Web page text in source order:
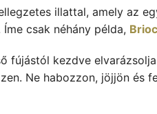
illattal, amely az
csak néhány példa,
fújástól kezdve
Ne habozzon, jöjjön és